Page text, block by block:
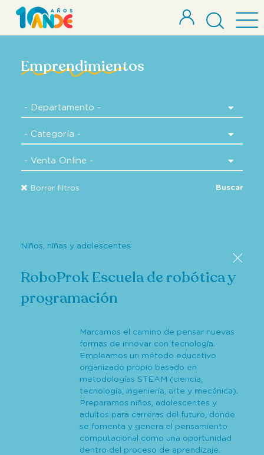
Emprendimientos
Borrar filtros Buscar
Niños, niñas y adolescentes
RoboProk Escuela de robótica y
programación
Marcamos el camino de pensar nuevas
formas de innovar con tecnología.
Empleamos un método educativo
organizado propio basado en
metodologías STEAM (ciencia,
tecnología, ingeniería, arte y mecánica).
Preparamos niños, adolescentes y
adultos para carreras del futuro, donde
se fomenta y genera el pensamiento
computacional como una oportunidad
dentro del proceso de aprendizaje.